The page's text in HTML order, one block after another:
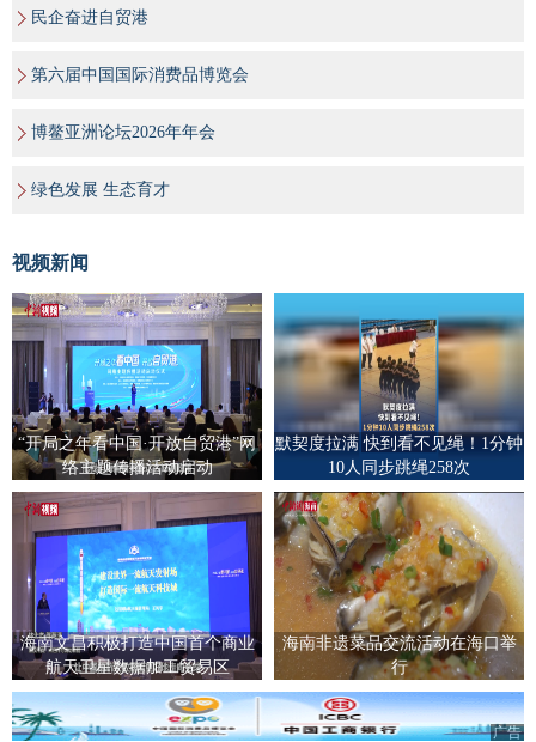
民企奋进自贸港
第六届中国国际消费品博览会
博鳌亚洲论坛2026年年会
绿色发展 生态育才
视频新闻
“开局之年看中国·开放自贸港”网
络主题传播活动启动
默契度拉满 快到看不见绳！1分钟
10人同步跳绳258次
海南文昌积极打造中国首个商业
航天卫星数据加工贸易区
海南非遗菜品交流活动在海口举
行
广告